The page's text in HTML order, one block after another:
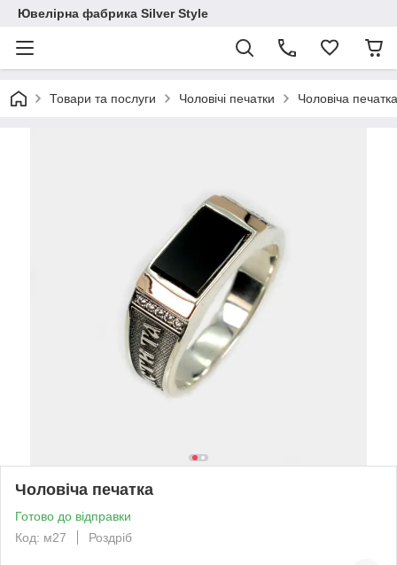
Ювелірна фабрика Silver Style
Товари та послуги Чоловічі печатки Чоловіча печатка
Чоловіча печатка
Готово до відправки
Код: м27
Роздріб